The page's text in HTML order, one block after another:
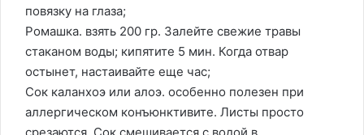
повязку на глаза;
Ромашка. взять 200 гр. Залейте свежие травы
стаканом воды; кипятите 5 мин. Когда отвар
остынет, настаивайте еще час;
Сок каланхоэ или алоэ. особенно полезен при
аллергическом конъюнктивите. Листы просто